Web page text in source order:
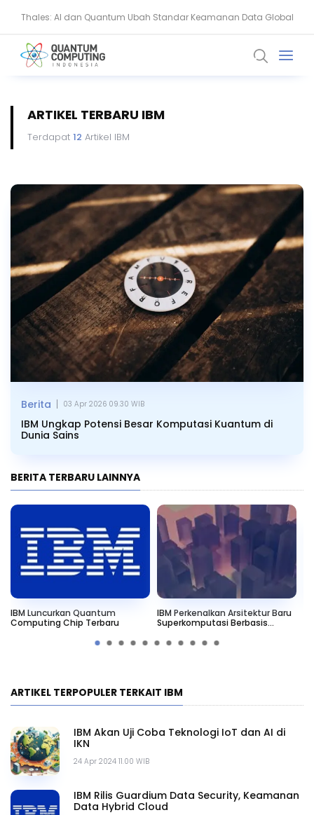
Thales: AI dan Quantum Ubah Standar Keamanan Data Global
BSSN Dorong Industri Siber Nasional Hadapi Ancaman AI dan
ARTIKEL TERBARU IBM
Terdapat 12 Artikel IBM
IBM Ungkap Potensi Besar Komputasi Kuantum di
Dunia Sains
Berita | 03 Apr 2026 09.30 WIB
BERITA TERBARU LAINNYA
IBM Luncurkan Quantum
Computing Chip Terbaru
IBM Perkenalkan Arsitektur Baru
Superkomputasi Berbasis
ARTIKEL TERPOPULER TERKAIT IBM
24 Apr 2024 11.00 WIB
IBM Akan Uji Coba Teknologi IoT dan AI di
IKN
IBM Rilis Guardium Data Security, Keamanan
Data Hybrid Cloud